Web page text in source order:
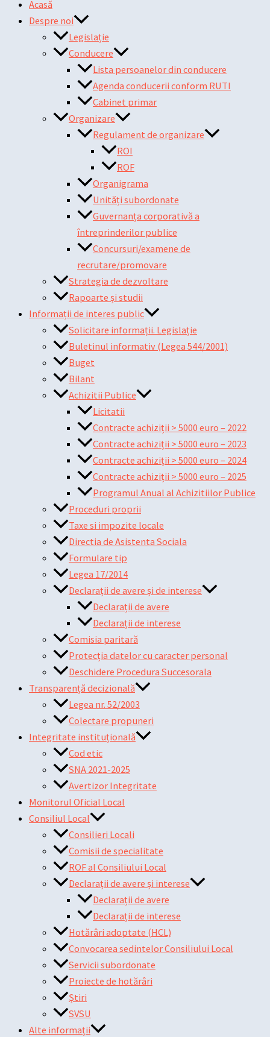
Acasă
Despre noi
Legislație
Conducere
Lista persoanelor din conducere
Agenda conducerii conform RUTI
Cabinet primar
Organizare
Regulament de organizare
ROI
ROF
Organigrama
Unități subordonate
Guvernanța corporativă a
întreprinderilor publice
Concursuri/examene de
recrutare/promovare
Strategia de dezvoltare
Rapoarte și studii
Informații de interes public
Solicitare informații. Legislație
Buletinul informativ (Legea 544/2001)
Buget
Bilant
Achizitii Publice
Licitatii
Contracte achiziții > 5000 euro – 2022
Contracte achiziții > 5000 euro – 2023
Contracte achiziții > 5000 euro – 2024
Contracte achiziții > 5000 euro – 2025
Programul Anual al Achizitiilor Publice
Proceduri proprii
Taxe si impozite locale
Directia de Asistenta Sociala
Formulare tip
Legea 17/2014
Declarații de avere și de interese
Declarații de avere
Declarații de interese
Comisia paritară
Protecția datelor cu caracter personal
Deschidere Procedura Succesorala
Transparență decizională
Legea nr. 52/2003
Colectare propuneri
Integritate instituțională
Cod etic
SNA 2021-2025
Avertizor Integritate
Monitorul Oficial Local
Consiliul Local
Consilieri Locali
Comisii de specialitate
ROF al Consiliului Local
Declarații de avere și interese
Declarații de avere
Declarații de interese
Hotărâri adoptate (HCL)
Convocarea sedintelor Consiliului Local
Servicii subordonate
Proiecte de hotărâri
Știri
SVSU
Alte informații